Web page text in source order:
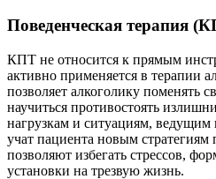
Поведенческая терапия
КПТ не относится к прямым
активно применяется в терапии
позволяет алкоголику поменять
научиться противостоять
нагрузкам и ситуациям,
учат пациента новым стратегиям
позволяют избегать стрессов,
установки на трезвую жизнь.